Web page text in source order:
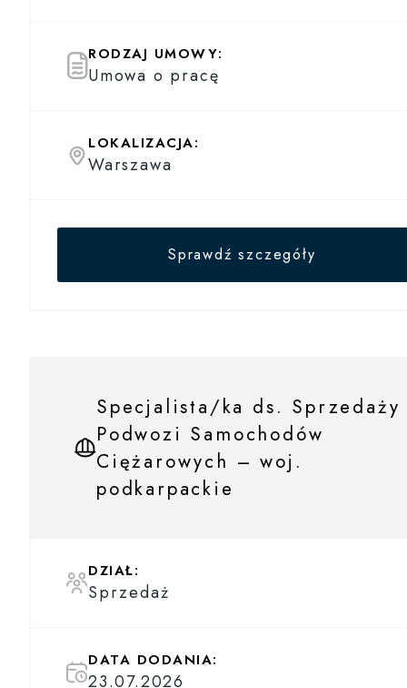
RODZAJ UMOWY:
Umowa o pracę
LOKALIZACJA:
Warszawa
Sprawdź szczegóły
Specjalista/ka ds. Sprzedaży
Podwozi Samochodów
Ciężarowych – woj.
podkarpackie
DZIAŁ:
Sprzedaż
DATA DODANIA:
23.07.2026